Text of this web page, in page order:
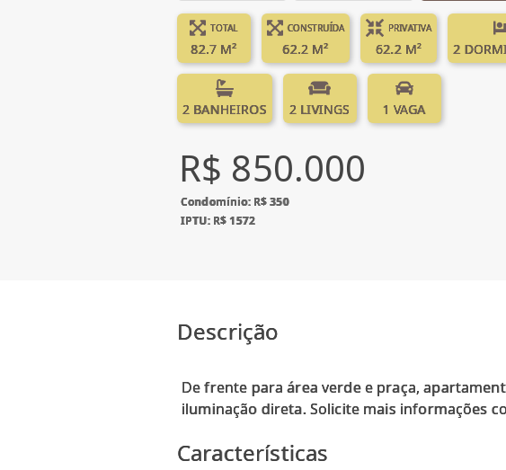
TOTAL
82.7 M²
CONSTRUÍDA
62.2 M²
PRIVATIVA
62.2 M² 2
2 BANHEIROS 2 LIVINGS 1 VAGA
R$ 850.000
Condomínio: R$ 350
IPTU: R$ 1572
Descrição
De frente para área verde e praça,
Características